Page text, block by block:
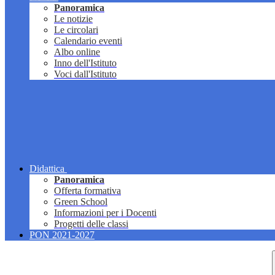
Panoramica
Le notizie
Le circolari
Calendario eventi
Albo online
Inno dell'Istituto
Voci dall'Istituto
Didattica
Panoramica
Offerta formativa
Green School
Informazioni per i Docenti
Progetti delle classi
PON 2021-2027